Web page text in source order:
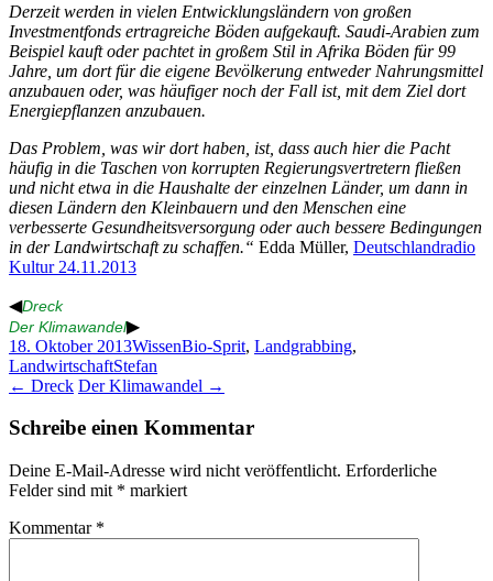
Derzeit werden in vielen Entwicklungsländern von großen
Investmentfonds ertragreiche Böden aufgekauft. Saudi-Arabien zum
Beispiel kauft oder pachtet in großem Stil in Afrika Böden für 99
Jahre, um dort für die eigene Bevölkerung entweder Nahrungsmittel
anzubauen oder, was häufiger noch der Fall ist, mit dem Ziel dort
Energiepflanzen anzubauen.
Das Problem, was wir dort haben, ist, dass auch hier die Pacht
häufig in die Taschen von korrupten Regierungsvertretern fließen
und nicht etwa in die Haushalte der einzelnen Länder, um dann in
diesen Ländern den Kleinbauern und den Menschen eine
verbesserte Gesundheitsversorgung oder auch bessere Bedingungen
in der Landwirtschaft zu schaffen.“ Edda Müller, Deutschlandradio
Kultur 24.11.2013
◀Dreck
Der Klimawandel▶
18. Oktober 2013WissenBio-Sprit, Landgrabbing,
LandwirtschaftStefan
Beitragsnavigation
← Dreck Der Klimawandel →
Schreibe einen Kommentar
Deine E-Mail-Adresse wird nicht veröffentlicht. Erforderliche
Felder sind mit * markiert
Kommentar *